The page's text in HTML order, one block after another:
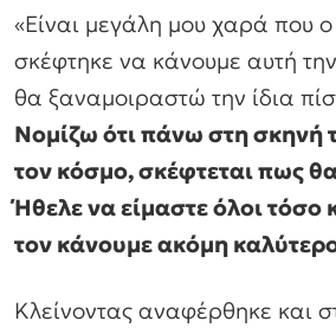
«Είναι μεγάλη μου χαρά που
σκέφτηκε να κάνουμε αυτή
θα ξαναμοιραστώ την ίδια
Νομίζω ότι πάνω στη σκηνή
τον κόσμο, σκέφτεται πως
Ήθελε να είμαστε όλοι τόσο
τον κάνουμε ακόμη καλύτερο
Κλείνοντας αναφέρθηκε και